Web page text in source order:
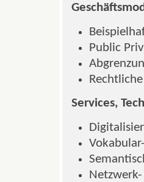
Public
Services,